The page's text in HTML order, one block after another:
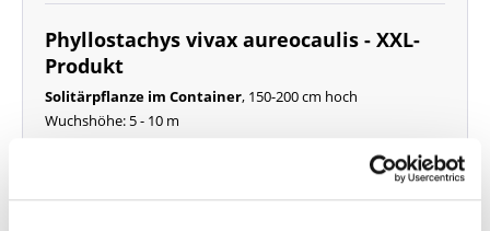
Phyllostachys vivax aureocaulis - XXL-
Produkt
Solitärpflanze im Container, 150-200 cm hoch
Wuchshöhe: 5 - 10 m
Menge Stückpreis